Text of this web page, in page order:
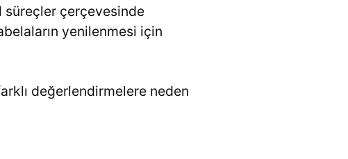
süreçler çerçevesinde
yenilenmesi için
değerlendirmelere neden